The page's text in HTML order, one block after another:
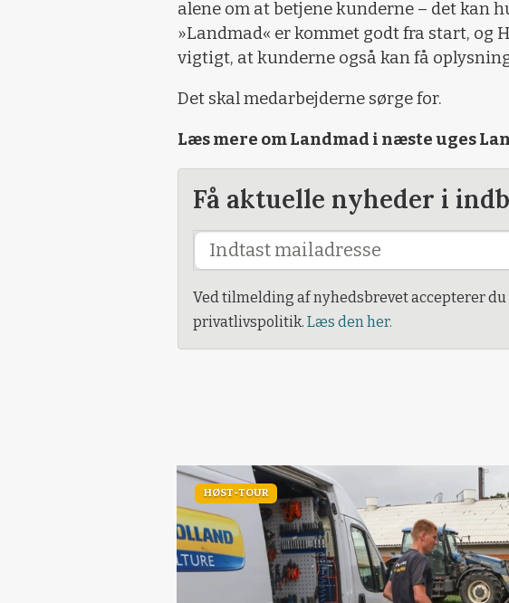
alene om at betjene kunderne – det kan
»Landmad« er kommet godt fra start, og
vigtigt, at kunderne også kan få
Det skal medarbejderne sørge for.
Læs mere om Landmad i næste uges
Få aktuelle nyheder i
Ved tilmelding af nyhedsbrevet accepterer du
privatlivspolitik. Læs den her.
HØST-TOUR